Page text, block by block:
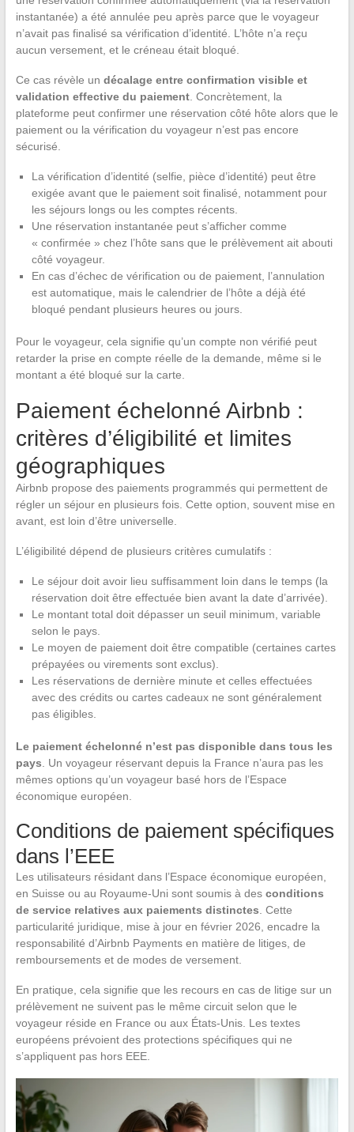
instantanée) a été annulée peu après parce que le voyageur
n’avait pas finalisé sa vérification d’identité. L’hôte n’a reçu
aucun versement, et le créneau était bloqué.
Ce cas révèle un décalage entre confirmation visible et
validation effective du paiement. Concrètement, la
plateforme peut confirmer une réservation côté hôte alors que le
paiement ou la vérification du voyageur n’est pas encore
sécurisé.
La vérification d’identité (selfie, pièce d’identité) peut être
exigée avant que le paiement soit finalisé, notamment pour
les séjours longs ou les comptes récents.
Une réservation instantanée peut s’afficher comme
« confirmée » chez l’hôte sans que le prélèvement ait abouti
côté voyageur.
En cas d’échec de vérification ou de paiement, l’annulation
est automatique, mais le calendrier de l’hôte a déjà été
bloqué pendant plusieurs heures ou jours.
Pour le voyageur, cela signifie qu’un compte non vérifié peut
retarder la prise en compte réelle de la demande, même si le
montant a été bloqué sur la carte.
Paiement échelonné Airbnb :
critères d’éligibilité et limites
géographiques
Airbnb propose des paiements programmés qui permettent de
régler un séjour en plusieurs fois. Cette option, souvent mise en
avant, est loin d’être universelle.
L’éligibilité dépend de plusieurs critères cumulatifs :
Le séjour doit avoir lieu suffisamment loin dans le temps (la
réservation doit être effectuée bien avant la date d’arrivée).
Le montant total doit dépasser un seuil minimum, variable
selon le pays.
Le moyen de paiement doit être compatible (certaines cartes
prépayées ou virements sont exclus).
Les réservations de dernière minute et celles effectuées
avec des crédits ou cartes cadeaux ne sont généralement
pas éligibles.
Le paiement échelonné n’est pas disponible dans tous les
pays . Un voyageur réservant depuis la France n’aura pas les
mêmes options qu’un voyageur basé hors de l’Espace
économique européen.
Conditions de paiement spécifiques
dans l’EEE
Les utilisateurs résidant dans l’Espace économique européen,
en Suisse ou au Royaume-Uni sont soumis à des conditions
de service relatives aux paiements distinctes . Cette
particularité juridique, mise à jour en février 2026, encadre la
responsabilité d’Airbnb Payments en matière de litiges, de
remboursements et de modes de versement.
En pratique, cela signifie que les recours en cas de litige sur un
prélèvement ne suivent pas le même circuit selon que le
voyageur réside en France ou aux États-Unis. Les textes
européens prévoient des protections spécifiques qui ne
s’appliquent pas hors EEE.